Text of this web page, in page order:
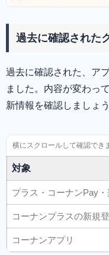
過去に確認された
過去に確認された、ア
ました。内容が変わっ
新情報を確認しましょう
対象
プラス・コーナンPay・
コーナンプラスの新規
コーナンアプリ